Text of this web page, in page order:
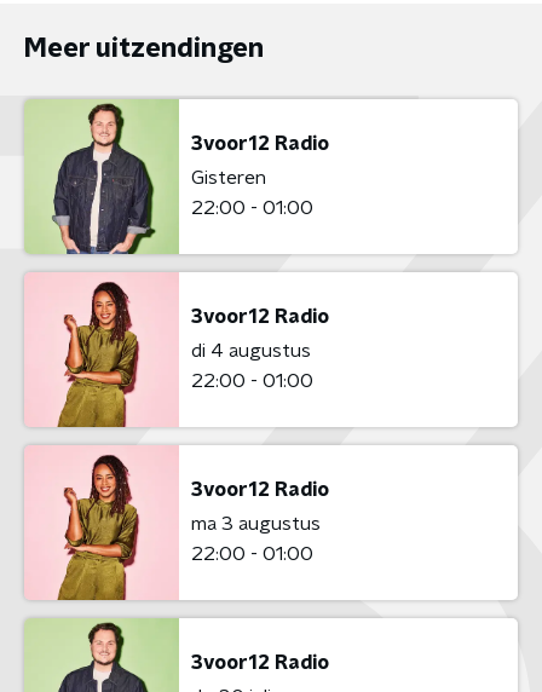
Meer uitzendingen
3voor12 Radio
Gisteren
22:00 - 01:00
3voor12 Radio
di 4 augustus
22:00 - 01:00
3voor12 Radio
ma 3 augustus
22:00 - 01:00
3voor12 Radio